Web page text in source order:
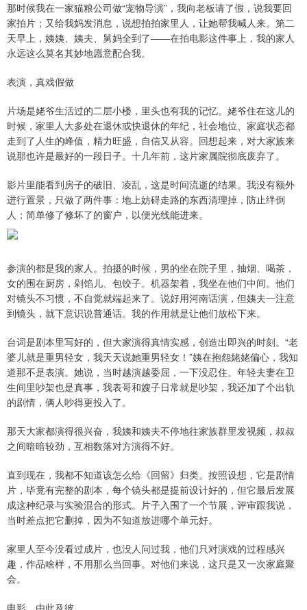
那时候我在一家猫粮公司做“宠物导演”，我向老板请了假，说我要回
家拍片；又给我妈发消息，说想拍拍家里人，让她帮我喊人来。第二
天早上，姨姨、姨夫、舅妈全到了——在拍电影这件事上，我的家人
永远这么莫名其妙地愿意配合我。
表演，真戏假做
片场是姥爷生活过的二层小楼，里头也有我的记忆。姥爷住在这儿的
时候，家里人大多处在退休或快退休的年纪，社会地位、家庭状态都
走到了人生的峰值，精力旺盛，自信又从容。回想起来，对大家族来
说那也许是最好的一段日子。十几年前，这片家属院彻底废弃了。
影片里能看到房子的破旧、凌乱，这是时间流逝的结果。我没有额外
进行置景，只做了两件事：地上妨碍走路的东西清理掉，防止绊倒
人；简单修了修坏了的窗户，以便光线能进来。
参演的都是我的家人。拍摄的时候，男的坐在院子里，抽烟、喝茶，
女的围在厨房，剁馅儿、包饺子。机器架着，我坐在他们中间。他们
对镜头不习惯，不自觉就端起来了。说好用河南话演，但姨夫一注意
到镜头，就下意识说普通话。我的作用就是让他们放松下来。
台词是剧本里写好的，但大家演得真情实感，创造出即兴的时刻。“老
婆儿就是重男轻女，我天天说她重男轻女！”姨在抱怨姥姥偏心，我知
道那不是表演。她说，当时越演越委屈，一下没忍住。年轻夫妻在卫
生间里吵架也是真事，我表哥和嫂子日常就是吵架，我还加了个出轨
的剧情，俩人吵得更投入了。
那天大家都演得很兴奋，我姨和姨夫不停地往家族群里发视频，叔叔
之间暗暗较劲，互相数落对方演得不好。
直到现在，我都不知道该怎么给《回留》归类。按照设想，它是剧情
片，毕竟有完整的剧本，每个镜头都是提前设计好的，但它最后发展
成这种纪录与实验混合的形式。片子入围了一个节展，评审跟我说，
当时差点把它删掉，因为不知道放进哪个单元好。
家里人至今没看过成片，也没人问过我，他们只对演戏的过程感兴
趣，作品啥样，不用那么当回事。对他们来说，这只是又一次家庭聚
会。